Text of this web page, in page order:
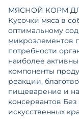
МЯСНОЙ КОРМ
Кусочки мяса в
оптимальному
микроэлементов
потребности
наиболее
компоненты
реакции,
пищеварение и
консервантов
искусственных